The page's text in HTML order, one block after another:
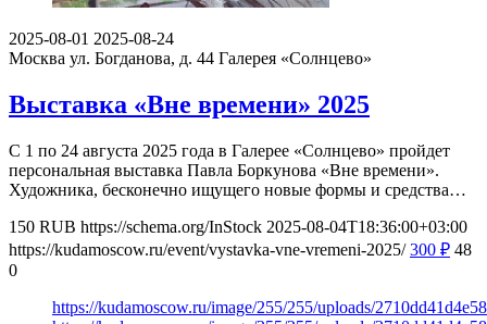
2025-08-01 2025-08-24
Москва ул. Богданова, д. 44 Галерея «Солнцево»
Выставка «Вне времени» 2025
С 1 по 24 августа 2025 года в Галерее «Солнцево» пройдет
персональная выставка Павла Боркунова «Вне времени».
Художника, бесконечно ищущего новые формы и средства…
150 RUB https://schema.org/InStock 2025-08-04T18:36:00+03:00
https://kudamoscow.ru/event/vystavka-vne-vremeni-2025/ 300 ₽ 48
0
https://kudamoscow.ru/image/255/255/uploads/